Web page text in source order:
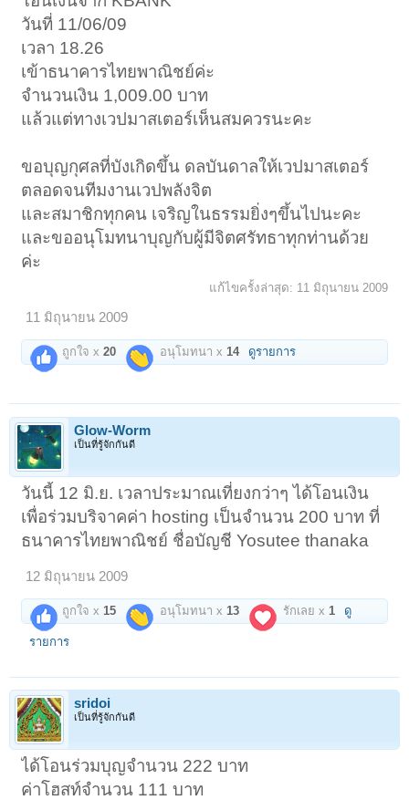
วันที่ 11/06/09
เวลา 18.26
เข้าธนาคารไทยพาณิชย์ค่ะ
จำนวนเงิน 1,009.00 บาท
แล้วแต่ทางเวปมาสเตอร์เห็นสมควรนะคะ
ขอบุญกุศลที่บังเกิดขึ้น ดลบันดาลให้เวปมาสเตอร์
ตลอดจนทีมงานเวปพลังจิต
และสมาชิกทุกคน เจริญในธรรมยิ่งๆขึ้นไปนะคะ
และขออนุโมทนาบุญกับผู้มีจิตศรัทธาทุกท่านด้วย
ค่ะ
แก้ไขครั้งล่าสุด: 11 มิถุนายน 2009
11 มิถุนายน 2009
ถูกใจ x20 อนุโมทนา x14 ดูรายการ
Glow-Worm
เป็นที่รู้จักกันดี
วันนี้ 12 มิ.ย. เวลาประมาณเที่ยงกว่าๆ ได้โอนเงิน
เพื่อร่วมบริจาคค่า hosting เป็นจำนวน 200 บาท ที่
ธนาคารไทยพาณิชย์ ชื่อบัญชี Yosutee thanaka
12 มิถุนายน 2009
ถูกใจ x 15 อนุโมทนา x 13 รักเลย x 1 ดู
รายการ
sridoi
เป็นที่รู้จักกันดี
ได้โอนร่วมบุญจำนวน 222 บาท
ค่าโฮสท์จำนวน 111 บาท